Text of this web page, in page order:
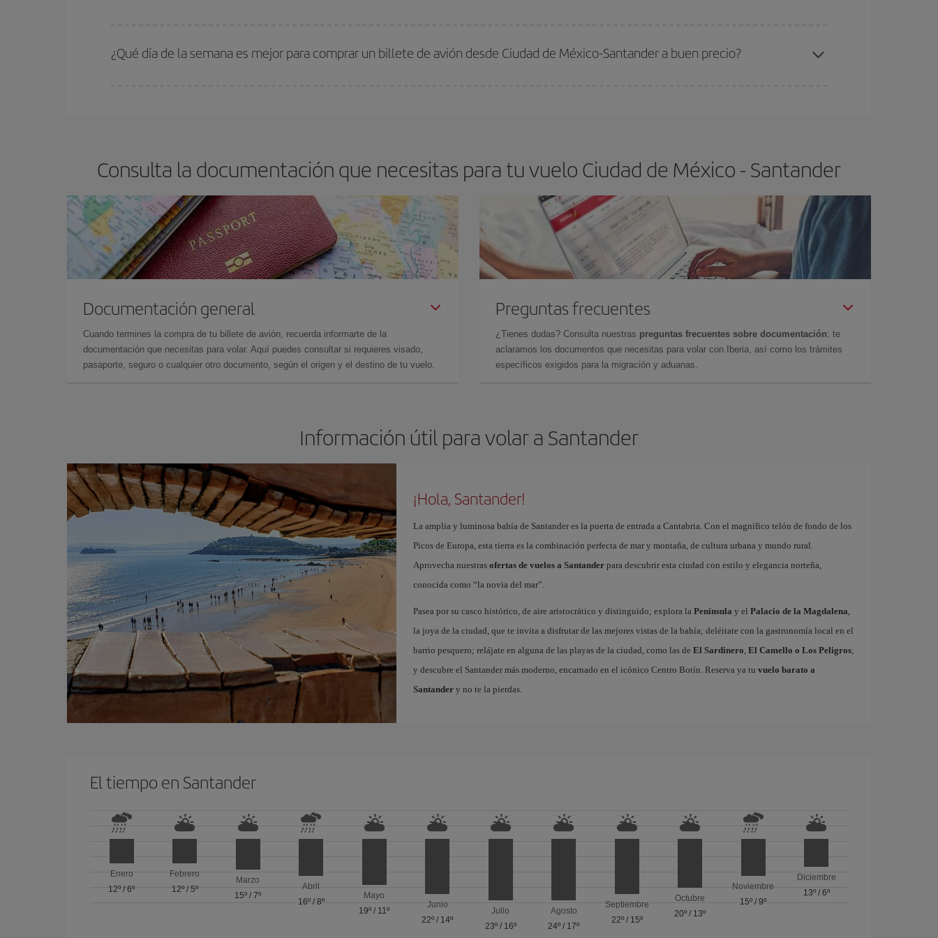
¿Qué día de la semana es mejor para comprar un billete de avión desde Ciudad de México-Santander a buen precio?
Consulta la documentación que necesitas para tu vuelo Ciudad de México - Santander
Documentación general
Cuando termines la compra de tu billete de avión, recuerda informarte de la
documentación que necesitas para volar. Aquí puedes consultar si requieres visado,
pasaporte, seguro o cualquier otro documento, según el origen y el destino de tu vuelo.
Preguntas frecuentes
¿Tienes dudas? Consulta nuestras preguntas frecuentes sobre documentación: te
aclaramos los documentos que necesitas para volar con Iberia, así como los trámites
específicos exigidos para la migración y aduanas.
Información útil para volar a Santander
¡Hola, Santander!
La amplia y luminosa bahía de Santander es la puerta de entrada a Cantabria. Con el magnífico telón de fondo de los
Picos de Europa, esta tierra es la combinación perfecta de mar y montaña, de cultura urbana y mundo rural.
Aprovecha nuestras ofertas de vuelos a Santanderpara descubrir esta ciudad con estilo y elegancia norteña,
conocida como “la novia del mar”.
Pasea por su casco histórico, de aire aristocrático y distinguido; explora la Península y el Palacio de la Magdalena,
la joya de la ciudad, que te invita a disfrutar de las mejores vistas de la bahía; deléitate con la gastronomía local en el
barrio pesquero; relájate en alguna de las playas de la ciudad, como las de El Sardinero, El Camello o Los Peligros;
y descubre el Santander más moderno, encarnado en el icónico Centro Botín. Reserva ya tu vuelo barato a
Santandery no te la pierdas.
El tiempo en Santander
Enero
12º/6º
Febrero
12º/ 5º
Marzo
15º /7º
Abril
16º/ 8º
Mayo
19º / 11º
Junio
22º / 14º
Julio
23º/ 16º
Agosto
24º / 17º
Septiembre
22º/ 15º
Octubre
20º / 13º
Noviembre
15º /9º
Diciembre
13º/ 6º